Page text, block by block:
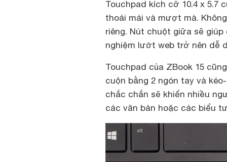
Touchpad kích cỡ 10.4 x 5.7
thoải mái và mượt mà.
riêng. Nút chuột giữa sẽ
nghiệm lướt web trở nên dễ
Touchpad của ZBook 15
cuộn bằng 2 ngón tay và
chắc chắn sẽ khiến nhiều
các văn bản hoặc các biểu